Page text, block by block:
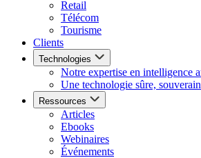
Retail
Télécom
Tourisme
Clients
Technologies
Notre expertise en intelligence
Une technologie sûre,
Ressources
Articles
Ebooks
Webinaires
Événements